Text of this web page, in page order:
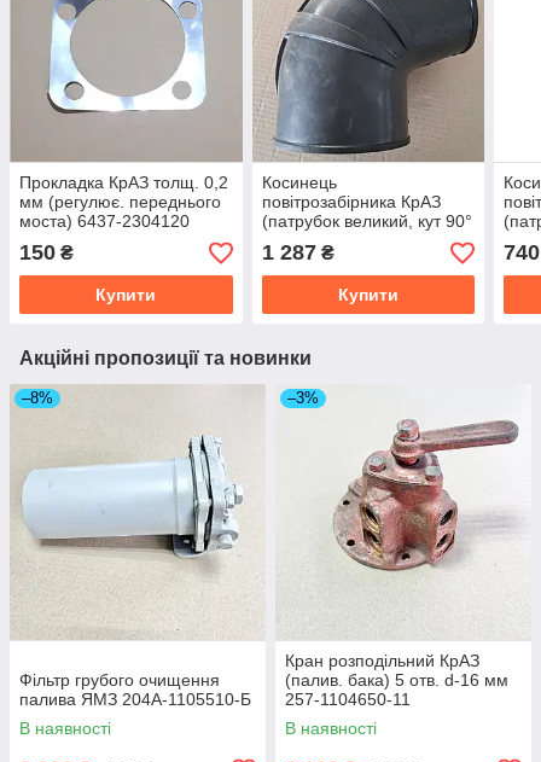
Прокладка КрАЗ толщ. 0,2
мм (регулює. переднього
моста) 6437-2304120
150 ₴
Купити
Косинець
повітрозабірника КрАЗ
(патрубок великий, кут 90°
діаметр 130/130 мм) 260-
1109747
1 287₴
Купити
740
Акційні пропозиції та новинки
–8%
Фільтр грубого очищення
палива ЯМЗ 204А-1105510-Б
В наявності
–3%
Кран розподільний КрАЗ
(палив. бака) 5 отв. d-16 мм
257-1104650-11
В наявності